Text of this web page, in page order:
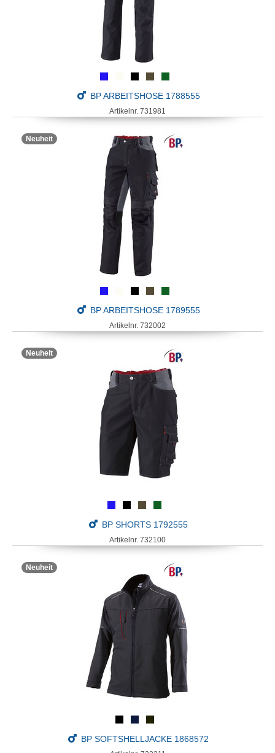
BP ARBEITSHOSE 1788555
Artikelnr. 731981
BP ARBEITSHOSE 1789555
Artikelnr. 732002
Neuheit
BP SHORTS 1792555
Artikelnr. 732100
Neuheit
BP SOFTSHELLJACKE 1868572
Neuheit